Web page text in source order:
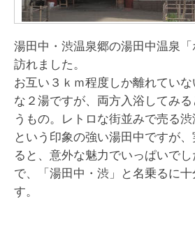
湯田中・渋温泉郷の湯田中温泉
訪れました。
お互い３ｋｍ程度しか離れてい
な２湯ですが、両方入浴してみ
うもの。レトロな街並みで売る
という印象の強い湯田中ですが
ると、意外な魅力でいっぱいで
で、「湯田中・渋」と名乗るに十
す。